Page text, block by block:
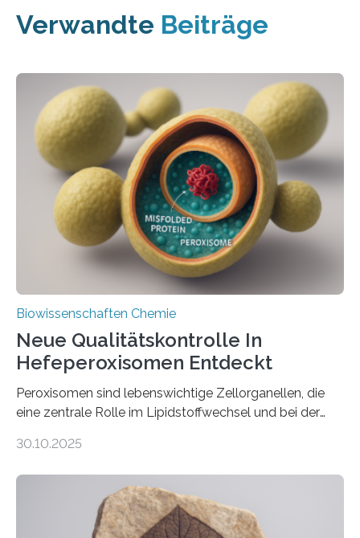
Verwandte Beiträge
Biowissenschaften Chemie
Neue Qualitätskontrolle In
Hefeperoxisomen Entdeckt
Peroxisomen sind lebenswichtige Zellorganellen, die
eine zentrale Rolle im Lipidstoffwechsel und bei der
erfüllen können, müssen zahlreiche Enzyme präzise in
der Ruhr-Universität Bochum um Prof. Dr. Ralf Erdmann
und Dr. Ismaila Francis Yusuf hat nun einen bislang
unbekannten Qualitätskontrollmechanismus des
30.10.2025